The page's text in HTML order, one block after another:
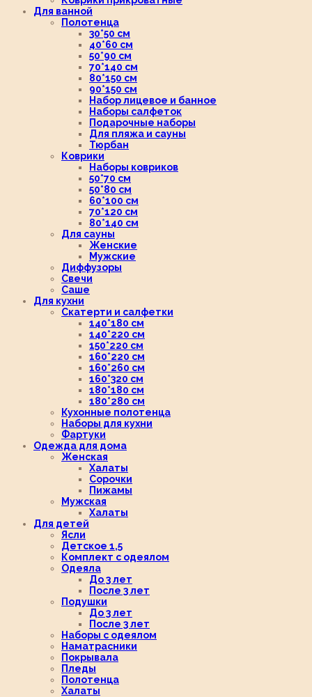
Для ванной
Полотенца
30*50 см
40*60 см
50*90 см
70*140 см
80*150 см
90*150 см
Набор лицевое и банное
Наборы салфеток
Подарочные наборы
Для пляжа и сауны
Тюрбан
Коврики
Наборы ковриков
50*70 см
50*80 см
60*100 см
70*120 см
80*140 см
Для сауны
Женские
Мужские
Диффузоры
Свечи
Саше
Для кухни
Скатерти и салфетки
140*180 см
140*220 см
150*220 см
160*220 см
160*260 см
160*320 см
180*180 см
180*280 см
Кухонные полотенца
Наборы для кухни
Фартуки
Одежда для дома
Женская
Халаты
Сорочки
Пижамы
Мужская
Халаты
Для детей
Ясли
Детское 1,5
Комплект с одеялом
Одеяла
До 3 лет
После 3 лет
Подушки
До 3 лет
После 3 лет
Наборы с одеялом
Наматрасники
Покрывала
Пледы
Полотенца
Халаты